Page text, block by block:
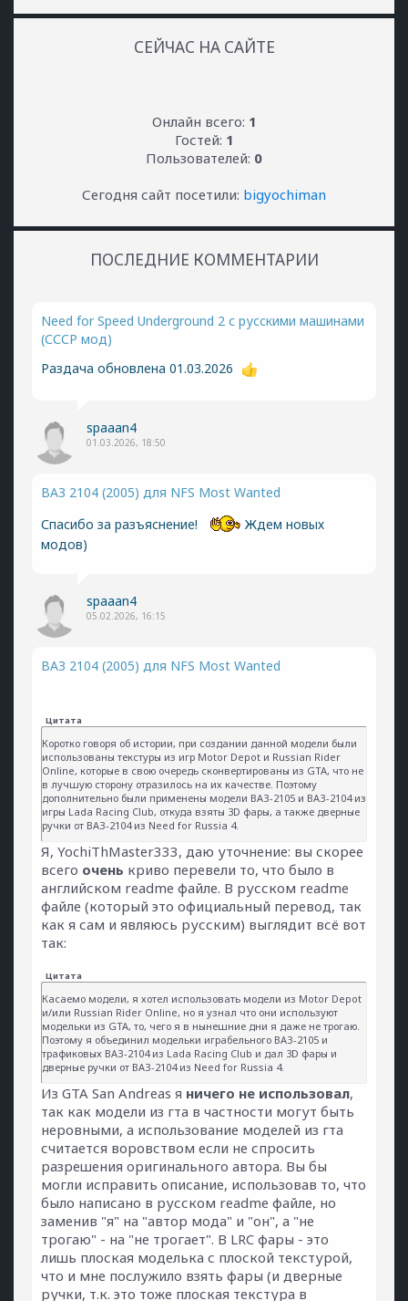
СЕЙЧАС НА САЙТЕ
Онлайн всего: 1
Гостей: 1
Пользователей: 0
Сегодня сайт посетили: bigyochiman
ПОСЛЕДНИЕ КОММЕНТАРИИ
Need for Speed Underground 2 с русскими машинами
(СССР мод)
Раздача обновлена 01.03.2026
spaaan4
01.03.2026, 18:50
ВАЗ 2104 (2005) для NFS Most Wanted
Спасибо за разъяснение!
Ждем новых
модов)
spaaan4
05.02.2026, 16:15
ВАЗ 2104 (2005) для NFS Most Wanted
Цитата
Коротко говоря об истории, при создании данной модели были
использованы текстуры из игр Motor Depot и Russian Rider
Online, которые в свою очередь сконвертированы из GTA, что не
в лучшую сторону отразилось на их качестве. Поэтому
дополнительно были применены модели ВАЗ-2105 и ВАЗ-2104 из
игры Lada Racing Club, откуда взяты 3D фары, а также дверные
ручки от ВАЗ-2104 из Need for Russia 4.
Я, YochiThMaster333, даю уточнение: вы скорее
всего очень криво перевели то, что было в
английском readme файле. В русском readme
файле (который это официальный перевод, так
как я сам и являюсь русским) выглядит всё вот
так:
Цитата
Касаемо модели, я хотел использовать модели из Motor Depot
и/или Russian Rider Online, но я узнал что они используют
модельки из GTA, то, чего я в нынешние дни я даже не трогаю.
Поэтому я объединил модельки играбельного ВАЗ-2105 и
трафиковых ВАЗ-2104 из Lada Racing Club и дал 3D фары и
дверные ручки от ВАЗ-2104 из Need for Russia 4.
Из GTA San Andreas я ничего не использовал,
так как модели из гта в частности могут быть
неровными, а использование моделей из гта
считается воровством если не спросить
разрешения оригинального автора. Вы бы
могли исправить описание, использовав то, что
было написано в русском readme файле, но
заменив "я" на "автор мода" и "он", а "не
трогаю" - на "не трогает". В LRC фары - это
лишь плоская моделька с плоской текстурой,
что и мне послужило взять фары (и дверные
ручки, т.к. это тоже плоская текстура в